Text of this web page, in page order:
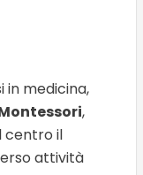
in medicina,
,
centro il
attività